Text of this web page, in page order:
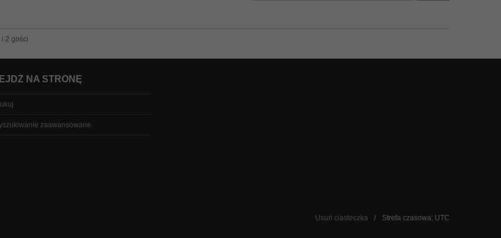
2 gości
NA STRONĘ
zaawansowane
Usuń ciasteczka Strefa czasowa: UTC